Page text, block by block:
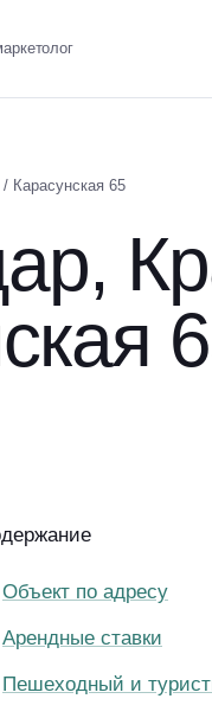
Карасунская 65
Объект по адресу
Арендные ставки
Пешеходный и